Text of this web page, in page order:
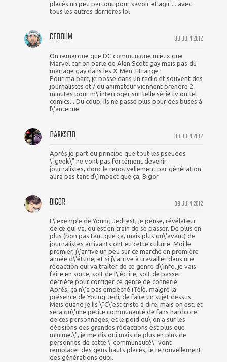
placés un peu partout pour savoir et agir ... avec
tous les autres derrières lol
03 JUIN 2012
CEDDUM
On remarque que DC communique mieux que
Marvel car on parle de Alan Scott gay mais pas du
mariage gay dans les X-Men. Etrange !
Pour ma part, je bosse dans un radio et souvent des
journalistes et / ou animateur viennent prendre 2
minutes pour m\'interroger sur telle série tv ou tel
comics... Du coup, ils ne passe plus pour des buses à
l\'antenne.
03 JUIN 2012
DARKSEID
Après je part du principe que tout les pseudos
\"geek\" ne vont pas forcément devenir
journalistes, donc le renouvellement par génération
aura pas tant d\'impact que ça, Bigor
03 JUIN 2012
BIGOR
L\'exemple de Young Jedi est, je pense, révélateur
de ce qui va, ou est en train de se passer. De plus en
plus (bon pas tant que ça, mais plus qu\'avant) de
journalistes arrivants ont eu cette culture. Moi le
premier, j\'arrive un peu sur ce marché en première
année d\'étude, et si j\'arrive à travailler dans une
rédaction qui va traiter de ce genre d\'info, je vais
faire en sorte, soit de l\'écrire, soit de passer
derrière pour corriger ce genre de connerie.
Après, ça n\'a pas empêché iTélé, malgré la
présence de Young Jedi, de faire un sujet dessus.
Mais quand je lis \"C\'est triste à dire, mais on est, et
sera qu\'une petite communauté de fans hardcore
de ces personnages, et le poid qu\'on a sur les
décisions des grandes rédactions est plus que
minime.\", je me dis oui mais de plus en plus de
personnes de cette \"communauté\" vont
remplacer des gens hauts placés, le renouvellement
des générations quoi.